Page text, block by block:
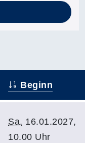
Beginn
Sa. 16.01.2027,
10.00 Uhr